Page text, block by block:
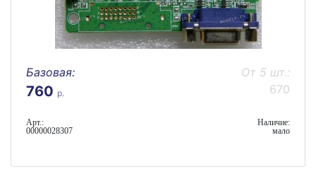
Базовая:
760 р.
От 5 шт.:
670
Арт.:
00000028307
Наличие:
мало